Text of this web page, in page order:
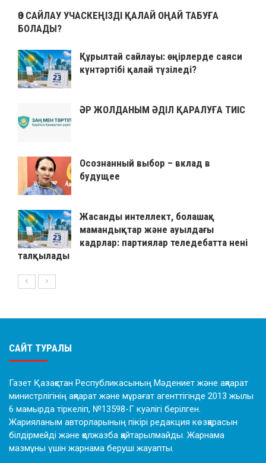
ӨЗ САЙЛАУ УЧАСКЕҢІЗДІ ҚАЛАЙ ОҢАЙ ТАБУҒА
БОЛАДЫ?
Құрылтай сайлауы: өңірлерде саяси
күнтәртібі қалай түзіледі?
ӘР ЖОЛДАНЫМ ӘДІЛ ҚАРАЛУҒА ТИІС
Осознанный выбор – вклад в
будущее
Жасанды интеллект, болашақ
мамандықтар және ауылдағы
кадрлар: партиялар теледебатта нені
талқылады
САЙТ ТУРАЛЫ
Газет Қазақстан Республикасының Мәдениет және ақпарат
министрлігінің ақпарат және мұрағат агенттігінде 2013 жылы
6 мамырда тіркеліп, №13598-Г куәлігі берілген.
Жарияланым авторларының пікірі редакция көзқарасын
білдірмейді және қолжазба қайтарылмайды. Жарнама
мазмұны үшін жарнама беруші жауапты.